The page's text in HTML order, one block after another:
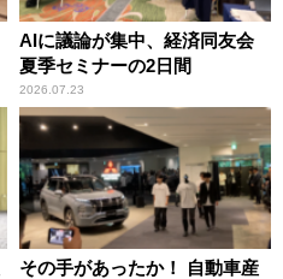
AIに議論が集中、経済同友会
夏季セミナーの2日間
2026.07.23
その手があったか！ 自動車産